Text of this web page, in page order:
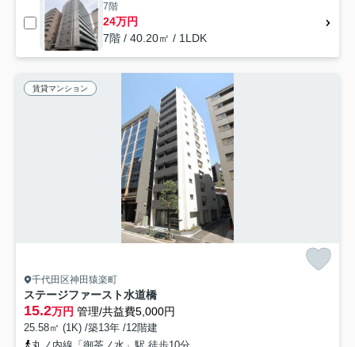
7階
24万円
7階 / 40.20㎡ / 1LDK
賃貸マンション
千代田区神田猿楽町
ステージファースト水道橋
15.2万円 管理/共益費5,000円
25.58㎡ (1K) /築13年 /12階建